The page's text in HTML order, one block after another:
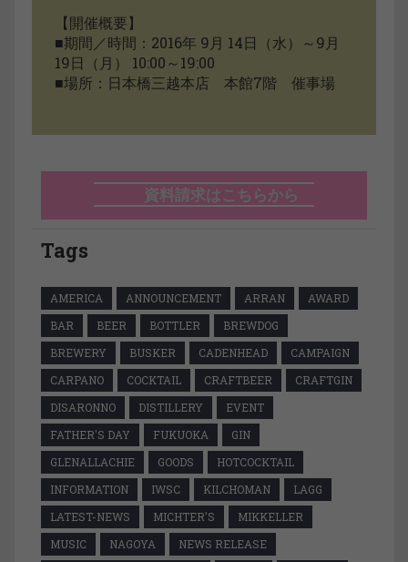
【開催概要】
■期間／時間：2016年 9月 14日（水）～9月
19日（月） 10:00～19:00
■場所：日本橋三越本店 本館7階 催事場
資料請求はこちらから
Tags
AMERICA ANNOUNCEMENT ARRAN
AWARD
BAR
BEER BOTTLER
BREWDOG
BREWERY
BUSKER CADENHEAD
CAMPAIGN
CARPANO
COCKTAIL CRAFTBEER
CRAFTGIN
DISARONNO
DISTILLERY
EVENT
FATHER'S DAY
FUKUOKA
GIN
GLENALLACHIE
GOODS
HOTCOCKTAIL
INFORMATION
IWSC KILCHOMAN
LAGG
LATEST-NEWS
MICHTER'S
MIKKELLER
MUSIC
NAGOYA
NEWS RELEASE